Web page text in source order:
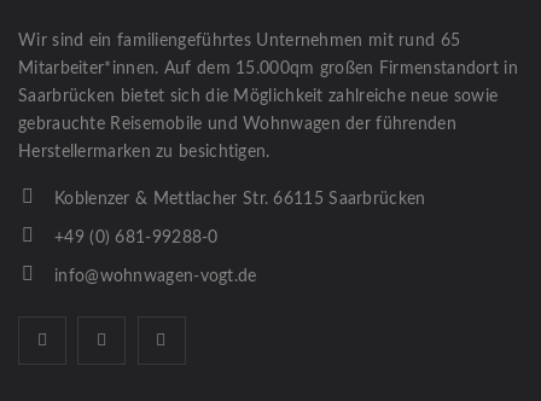
Wir sind ein familiengeführtes Unternehmen mit rund 65
Mitarbeiter*innen. Auf dem 15.000qm großen Firmenstandort in
Saarbrücken bietet sich die Möglichkeit zahlreiche neue sowie
gebrauchte Reisemobile und Wohnwagen der führenden
Herstellermarken zu besichtigen.
Koblenzer & Mettlacher Str. 66115 Saarbrücken
+49 (0) 681-99288-0
info@wohnwagen-vogt.de